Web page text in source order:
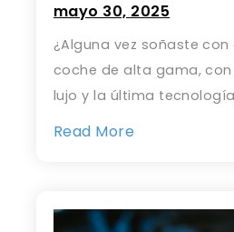
mayo 30, 2025
¿Alguna vez soñaste
coche de alta gama,
lujo y la última
Read More